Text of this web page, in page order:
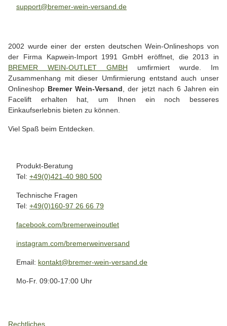
support@bremer-wein-versand.de
2002 wurde einer der ersten deutschen Wein-Onlineshops von
der Firma Kapwein-Import 1991 GmbH eröffnet, die 2013 in
BREMER WEIN-OUTLET GMBH umfirmiert wurde. Im
Zusammenhang mit dieser Umfirmierung entstand auch unser
Onlineshop Bremer Wein-Versand, der jetzt nach 6 Jahren ein
Facelift erhalten hat, um Ihnen ein noch besseres
Einkaufserlebnis bieten zu können.
Viel Spaß beim Entdecken.
Produkt-Beratung
Tel: +49(0)421-40 980 500
Technische Fragen
Tel: +49(0)160-97 26 66 79
facebook.com/bremerweinoutlet
instagram.com/bremerweinversand
Email: kontakt@bremer-wein-versand.de
Mo-Fr. 09:00-17:00 Uhr
Rechtliches